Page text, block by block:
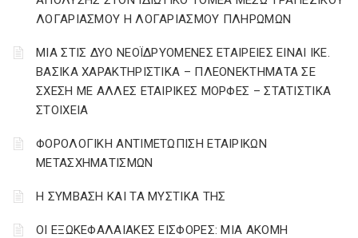
ΛΟΓΑΡΙΑΣΜΟΥ Η ΛΟΓΑΡΙΑΣΜΟΥ ΠΛΗΡΩΜΩΝ
ΜΙΑ ΣΤΙΣ ΔΥΟ ΝΕΟΪΔΡΥΟΜΕΝΕΣ ΕΤΑΙΡΕΙΕΣ ΕΙΝΑΙ ΙΚΕ.
ΒΑΣΙΚΑ ΧΑΡΑΚΤΗΡΙΣΤΙΚΑ – ΠΛΕΟΝΕΚΤΗΜΑΤΑ ΣΕ
ΣΧΕΣΗ ΜΕ ΑΛΛΕΣ ΕΤΑΙΡΙΚΕΣ ΜΟΡΦΕΣ – ΣΤΑΤΙΣΤΙΚΑ
ΣΤΟΙΧΕΙΑ
ΦΟΡΟΛΟΓΙΚΗ ΑΝΤΙΜΕΤΩΠΙΣΗ ΕΤΑΙΡΙΚΩΝ
ΜΕΤΑΣΧΗΜΑΤΙΣΜΩΝ
Η ΣΥΜΒΑΣΗ ΚΑΙ ΤΑ ΜΥΣΤΙΚΑ ΤΗΣ
ΟΙ ΕΞΩΚΕΦΑΛΑΙΑΚΕΣ ΕΙΣΦΟΡΕΣ: ΜΙΑ ΑΚΟΜΗ